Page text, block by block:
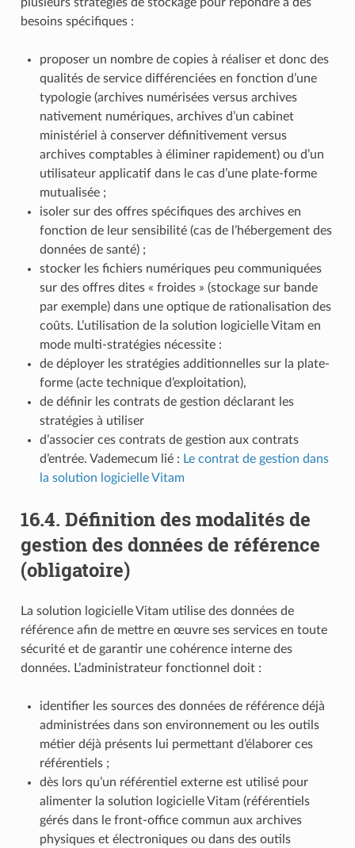
besoins spécifiques :
proposer un nombre de copies à réaliser et donc des
qualités de service différenciées en fonction d’une
typologie (archives numérisées versus archives
nativement numériques, archives d’un cabinet
ministériel à conserver définitivement versus
archives comptables à éliminer rapidement) ou d’un
utilisateur applicatif dans le cas d’une plate-forme
mutualisée ;
isoler sur des offres spécifiques des archives en
fonction de leur sensibilité (cas de l’hébergement des
données de santé) ;
stocker les fichiers numériques peu communiquées
sur des offres dites « froides » (stockage sur bande
par exemple) dans une optique de rationalisation des
coûts. L’utilisation de la solution logicielle Vitam en
mode multi-stratégies nécessite :
de déployer les stratégies additionnelles sur la plate-
forme (acte technique d’exploitation),
de définir les contrats de gestion déclarant les
stratégies à utiliser
d’associer ces contrats de gestion aux contrats
d’entrée. Vademecum lié : Le contrat de gestion dans
la solution logicielle Vitam
16.4. Définition des modalités de
gestion des données de référence
(obligatoire)
La solution logicielle Vitam utilise des données de
référence afin de mettre en œuvre ses services en toute
sécurité et de garantir une cohérence interne des
données. L’administrateur fonctionnel doit :
identifier les sources des données de référence déjà
administrées dans son environnement ou les outils
métier déjà présents lui permettant d’élaborer ces
référentiels ;
dès lors qu’un référentiel externe est utilisé pour
alimenter la solution logicielle Vitam (référentiels
gérés dans le front-office commun aux archives
physiques et électroniques ou dans des outils